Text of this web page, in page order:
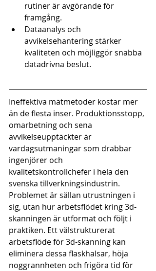
rutiner är avgörande för
framgång.
Dataanalys och
avvikelsehantering stärker
kvaliteten och möjliggör snabba
datadrivna beslut.
Ineffektiva mätmetoder kostar mer
än de flesta inser. Produktionsstopp,
omarbetning och sena
avvikelseupptäckter är
vardagsutmaningar som drabbar
ingenjörer och
kvalitetskontrollchefer i hela den
svenska tillverkningsindustrin.
Problemet är sällan utrustningen i
sig, utan hur arbetsflödet kring 3d-
skanningen är utformat och följt i
praktiken. Ett välstrukturerat
arbetsflöde för 3d-skanning kan
eliminera dessa flaskhalsar, höja
noggrannheten och frigöra tid för